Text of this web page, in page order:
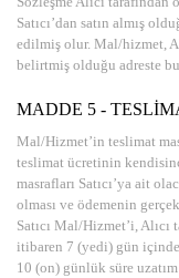
Satıcı’dan satın almış
edilmiş olur. Mal/hizmet,
belirtmiş olduğu adreste
MADDE 5 -
Mal/Hizmet’in teslimat
teslimat ücretinin
masrafları Satıcı’ya ait
olması ve ödemenin
Satıcı Mal/Hizmet’i,
itibaren 7 (yedi) gün
10 (on) günlük süre